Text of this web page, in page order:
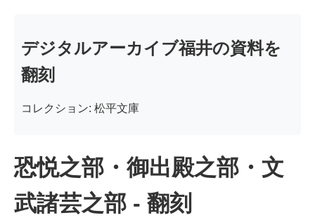
デジタルアーカイブ福井の資料を
翻刻
コレクション: 松平文庫
恐悦之部・御出殿之部・文
武諸芸之部 - 翻刻